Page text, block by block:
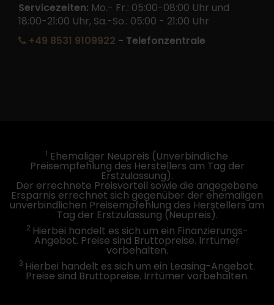
Servicezeiten: Mo.- Fr.: 05:00-08:00 Uhr und
18:00-21:00 Uhr, Sa.-So.: 05:00 - 21:00 Uhr
+49 8531 9109922 - Telefonzentrale
1 Ehemaliger Neupreis (Unverbindliche
Preisempfehlung des Herstellers am Tag der
Erstzulassung).
Der errechnete Preisvorteil sowie die angegebene
Ersparnis errechnet sich gegenüber der ehemaligen
unverbindlichen Preisempfehlung des Herstellers am
Tag der Erstzulassung (Neupreis).
2 Hierbei handelt es sich um ein Finanzierungs-
Angebot. Preise sind Bruttopreise. Irrtümer
vorbehalten.
3 Hierbei handelt es sich um ein Leasing-Angebot.
Preise sind Bruttopreise. Irrtümer vorbehalten.